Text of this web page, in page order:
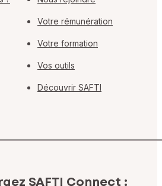
Votre rémunération
Votre formation
Vos outils
Découvrir SAFTI
SAFTI Connect :